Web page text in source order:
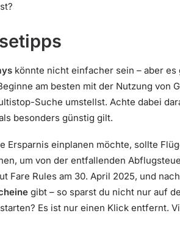
könnte nicht einfacher sein – aber
am besten mit der Nutzung von
Suche umstellst. Achte dabei
besonders günstig gilt.
Ersparnis einplanen möchte, sollte
um von der entfallenden
Fare Rules am 30. April 2025, und
gibt – so sparst du nicht nur auf
Es ist nur einen Klick entfernt.